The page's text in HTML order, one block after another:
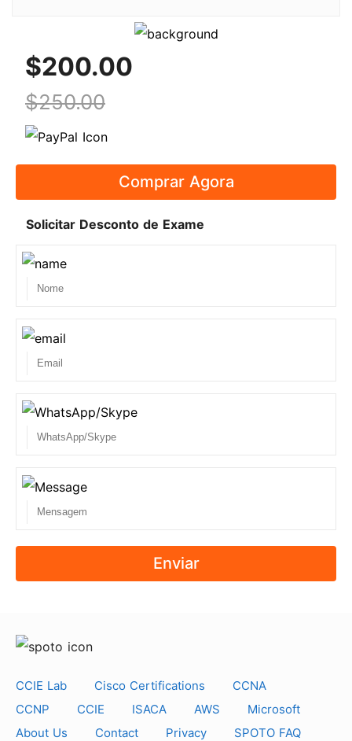
A SPOTO, fundada em 2003, concentra-se na
formação em Certificação IT e visa ajudar todos os
candidatos a preparar e passar no Cisco CCNA,
CCNP, CCIE Lab, CISSP, CISA, CISM, PMP, AWS e
outros exames IT na primeira tentativa. Ao longo
de 18 anos, o SPOTO ajudou dezenas de milhares
de candidatos a obterem as suas certificações de
TI. Com SPOTO, pode aumentar o seu salário e
18 Anos de Experiência de Formação TI
A SPOTO é o líder das agências de formação em
certificação informática com 18 anos de
candidatos do mundo a passar nos seus exames
TI!
Temos uma excelente equipa pedagógica
disso, os nossos tutores profissionais resolverão
altura. Os nossos excelentes professores e
tutores são altamente elogiados pelos nossos
candidatos.
$200.00
$250.00
Comprar Agora
Solicitar Desconto de Exame
Enviar
CCIE Lab Cisco Certifications
CCNA
CCNP
CCIE ISACA AWS
Microsoft
About Us
Contact Privacy SPOTO FAQ